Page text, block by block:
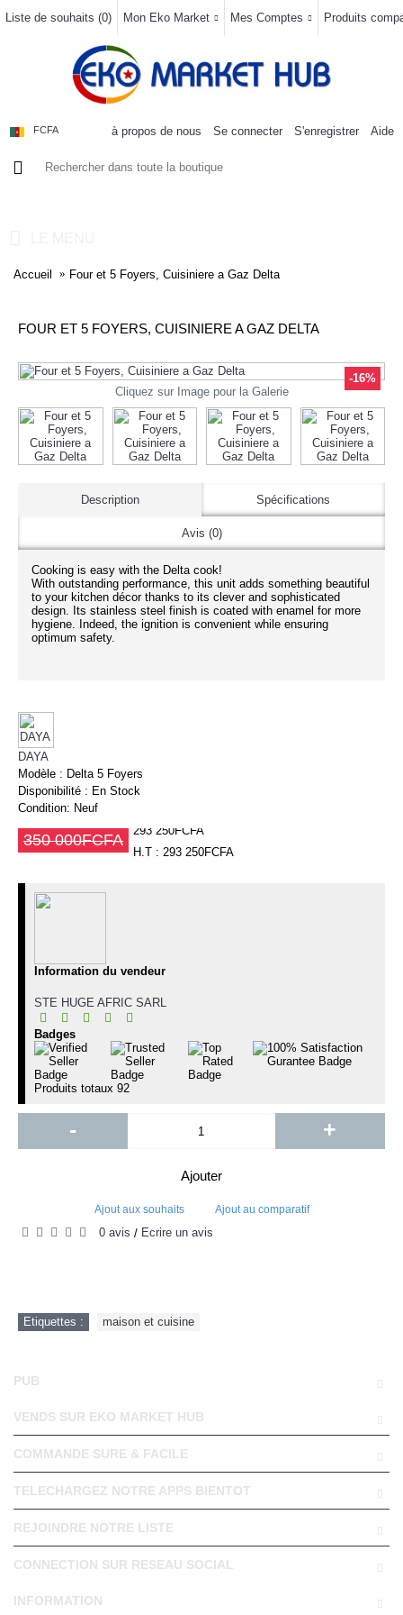
Liste de souhaits (0) Mon Eko Market Mes Comptes Produits
FCFA à propos de nous Se connecter S'enregistrer Aide
Accueil Four et 5 Foyers, Cuisiniere a Gaz Delta
FOUR ET 5 FOYERS, CUISINIERE A GAZ DELTA
-16%
Cliquez sur Image pour la Galerie
Description Spécifications
Avis (0)
Cooking is easy with the Delta cook!
With outstanding performance, this unit adds something beautiful
to your kitchen décor thanks to its clever and sophisticated
design. Its stainless steel finish is coated with enamel for more
hygiene. Indeed, the ignition is convenient while ensuring
optimum safety.
DAYA
Modèle : Delta 5 Foyers
Disponibilité : En Stock
Condition: Neuf
350 000FCFA
293 250FCFA
H.T : 293 250FCFA
Information du vendeur
STE HUGE AFRIC SARL
Badges
Produits totaux 92
- +
Ajouter
Ajout aux souhaits Ajout au comparatif
0 avis / Écrire un avis
Etiquettes : maison et cuisine
PUB
VENDS SUR EKO MARKET HUB
COMMANDE SURE & FACILE
TELECHARGEZ NOTRE APPS BIENTOT
REJOINDRE NOTRE LISTE
CONNECTION SUR RESEAU SOCIAL
INFORMATION